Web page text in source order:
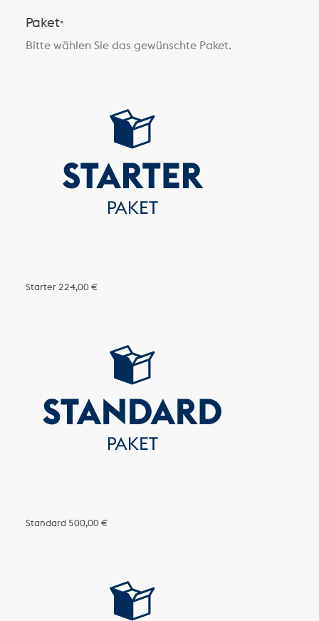
Paket*
Bitte wählen Sie das gewünschte Paket.
Starter224,00 €
Standard 500,00 €